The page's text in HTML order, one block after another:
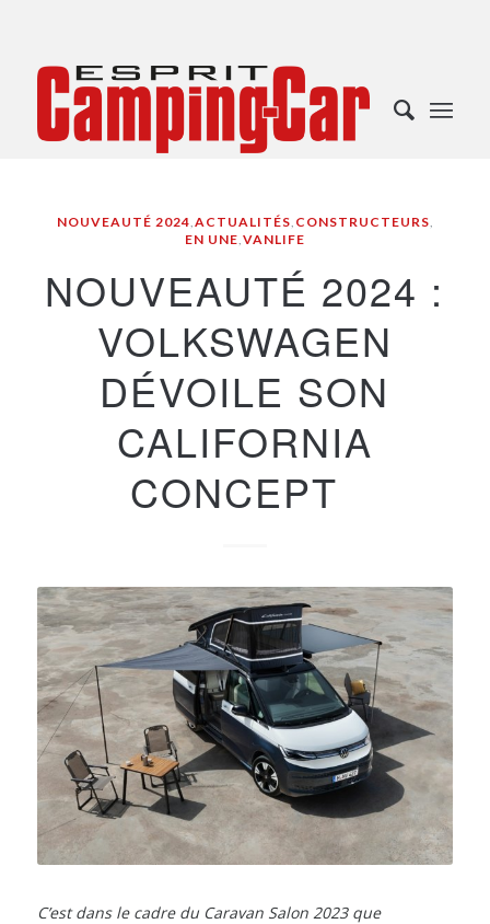
NOUVEAUTÉ 2024,ACTUALITÉS, CONSTRUCTEURS,
EN UNE,VANLIFE
NOUVEAUTÉ 2024 :
VOLKSWAGEN
DÉVOILE SON
CALIFORNIA
CONCEPT
C’est dans le cadre du Caravan Salon 2023 que